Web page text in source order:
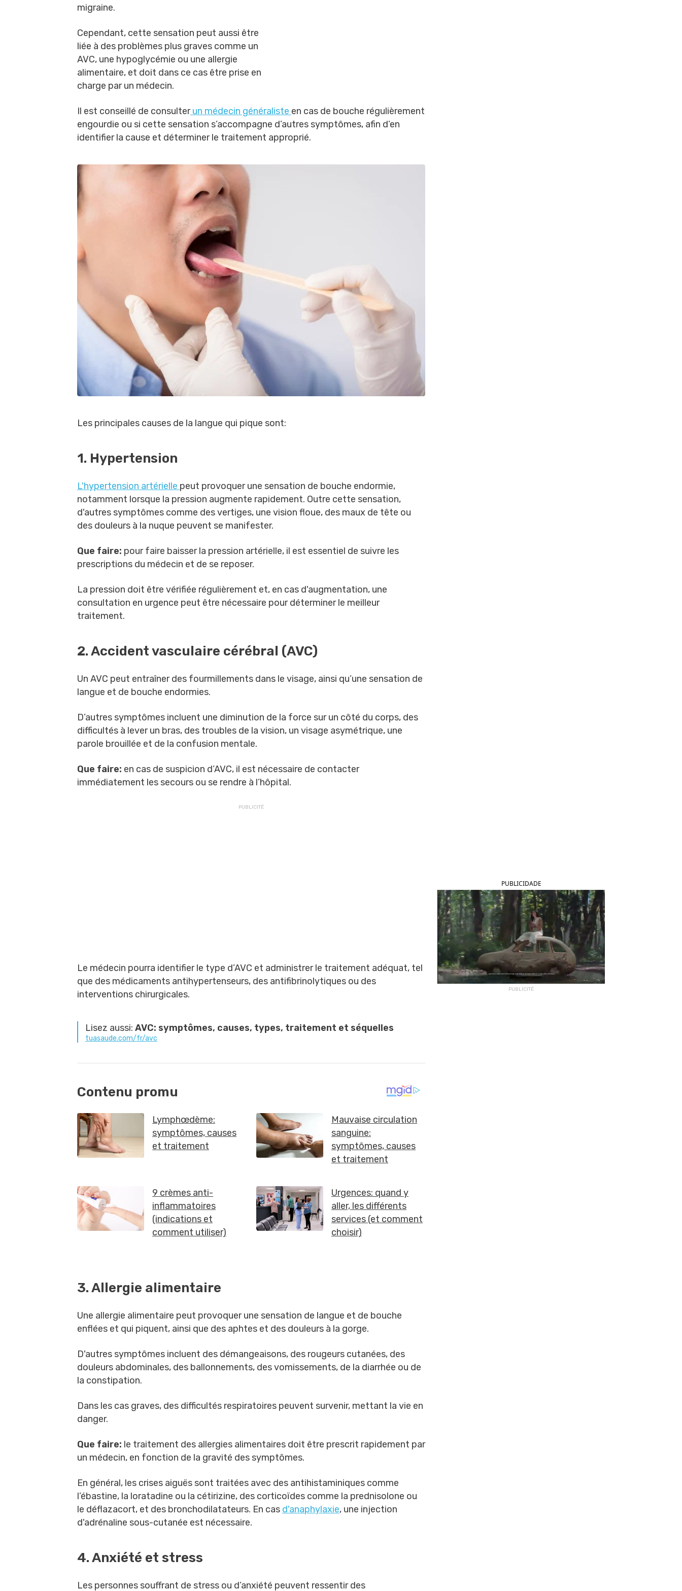
migraine.
Cependant, cette sensation peut aussi être
liée à des problèmes plus graves comme un
AVC, une hypoglycémie ou une allergie
alimentaire, et doit dans ce cas être prise en
charge par un médecin.
Il est conseillé de consulterun médecin généraliste en cas de bouche régulièrement
engourdie ou si cette sensation s’accompagne d’autres symptômes, afin d’en
identifier la cause et déterminer le traitement approprié.
Les principales causes de la langue qui pique sont:
1. Hypertension
L'hypertension artérielle peut provoquer une sensation de bouche endormie,
notamment lorsque la pression augmente rapidement. Outre cette sensation,
d'autres symptômes comme des vertiges, une vision floue, des maux de tête ou
des douleurs à la nuque peuvent se manifester.
Que faire: pour faire baisser la pression artérielle, il est essentiel de suivre les
prescriptions du médecin et de se reposer.
La pression doit être vérifiée régulièrement et, en cas d'augmentation, une
consultation en urgence peut être nécessaire pour déterminer le meilleur
traitement.
2. Accident vasculaire cérébral (AVC)
Un AVC peut entraîner des fourmillements dans le visage, ainsi qu’une sensation de
langue et de bouche endormies.
D’autres symptômes incluent une diminution de la force sur un côté du corps, des
difficultés à lever un bras, des troubles de la vision, un visage asymétrique, une
parole brouillée et de la confusion mentale.
Que faire: en cas de suspicion d’AVC, il est nécessaire de contacter
immédiatement les secours ou se rendre à l’hôpital.
Le médecin pourra identifier le type d’AVC et administrer le traitement adéquat, tel
que des médicaments antihypertenseurs, des antifibrinolytiques ou des
interventions chirurgicales.
Lisez aussi: AVC: symptômes, causes, types, traitement et séquelles
tuasaude.com/fr/avc
3. Allergie alimentaire
Une allergie alimentaire peut provoquer une sensation de langue et de bouche
enflées et qui piquent, ainsi que des aphtes et des douleurs à la gorge.
D'autres symptômes incluent des démangeaisons, des rougeurs cutanées, des
douleurs abdominales, des ballonnements, des vomissements, de la diarrhée ou de
la constipation.
Dans les cas graves, des difficultés respiratoires peuvent survenir, mettant la vie en
danger.
Que faire: le traitement des allergies alimentaires doit être prescrit rapidement par
un médecin, en fonction de la gravité des symptômes.
En général, les crises aiguës sont traitées avec des antihistaminiques comme
l’ébastine, la loratadine ou la cétirizine, des corticoïdes comme la prednisolone ou
le déflazacort, et des bronchodilatateurs. En cas d'anaphylaxie, une injection
d'adrénaline sous-cutanée est nécessaire.
4. Anxiété et stress
Les personnes souffrant de stress ou d’anxiété peuvent ressentir des
PUBLICIDADE